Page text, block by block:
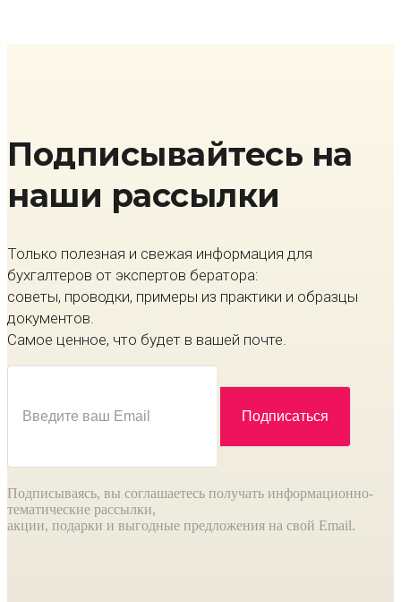
Подписывайтесь на
наши рассылки
Только полезная и свежая информация для
бухгалтеров от экспертов бератора:
советы, проводки, примеры из практики и образцы
документов.
Самое ценное, что будет в вашей почте.
Подписываясь, вы соглашаетесь получать информационно-
тематические рассылки,
акции, подарки и выгодные предложения на свой Email.